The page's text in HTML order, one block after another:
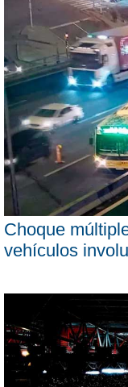
Choque
vehículos